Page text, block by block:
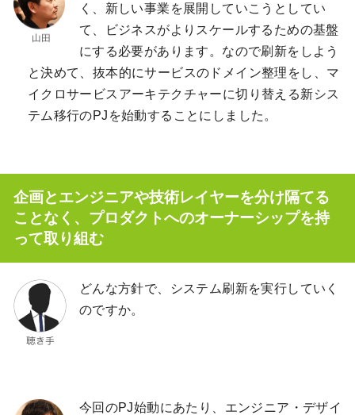
く、新しい事業を展開していこうとしてい
て、ビジネスがよりスケールするための基盤
にする必要があります。なので刷新をしよう
と決めて、抜本的にサービスのドメイン整理をし、マ
イクロサービスアーキテクチャーに切り替える新シス
テム移行のPJを始動することにしました。
企画とエンジニアや技術レイヤーを分け隔てる
ことなく、プロダクトへのオーナーシップを持
って取り組む
どんな方針で、システム刷新を実行していく
のですか。
今回のPJ始動にあたり、エンジニア・デザイ